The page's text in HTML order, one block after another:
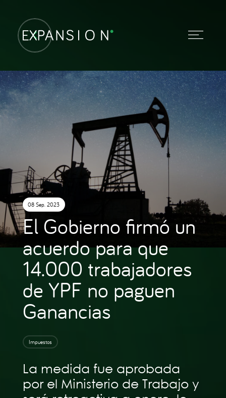
08 Sep. 2023
El Gobierno firmó un
acuerdo para que
14.000 trabajadores
de YPF no paguen
Ganancias
Impuestos
La medida fue aprobada
por el Ministerio de Trabajo y